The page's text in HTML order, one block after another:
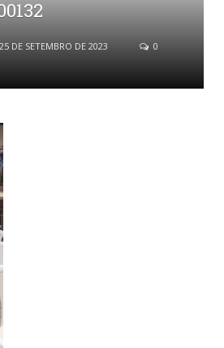
25 DE SETEMBRO DE 2023
0